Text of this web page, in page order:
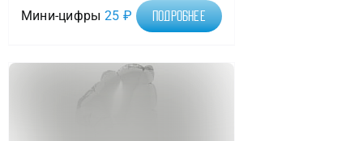
Мини-цифры 25 ₽ Подробнее